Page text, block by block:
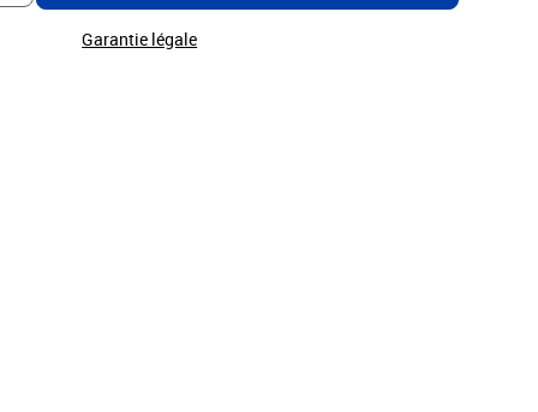
Garantie légale